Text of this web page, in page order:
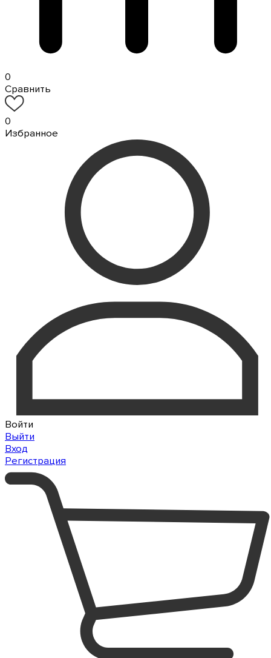
0
Сравнить
0
Избранное
Войти
Выйти
Вход
Регистрация